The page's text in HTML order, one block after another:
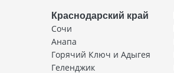
Краснодарский край
Сочи
Анапа
Горячий Ключ и Адыгея
Геленджик